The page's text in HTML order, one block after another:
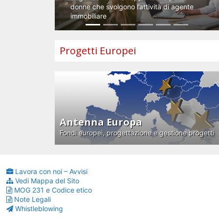
donne che svolgono l’attività di agente
immobiliare
Progetti Europei
Antenna Europa
Fondi europei, progettazione e gestione progetti
Lavora con noi – Avvisi
Vedi Mappa del Sito
MOG 231 e Codice etico
Note Legali
Whistleblowing